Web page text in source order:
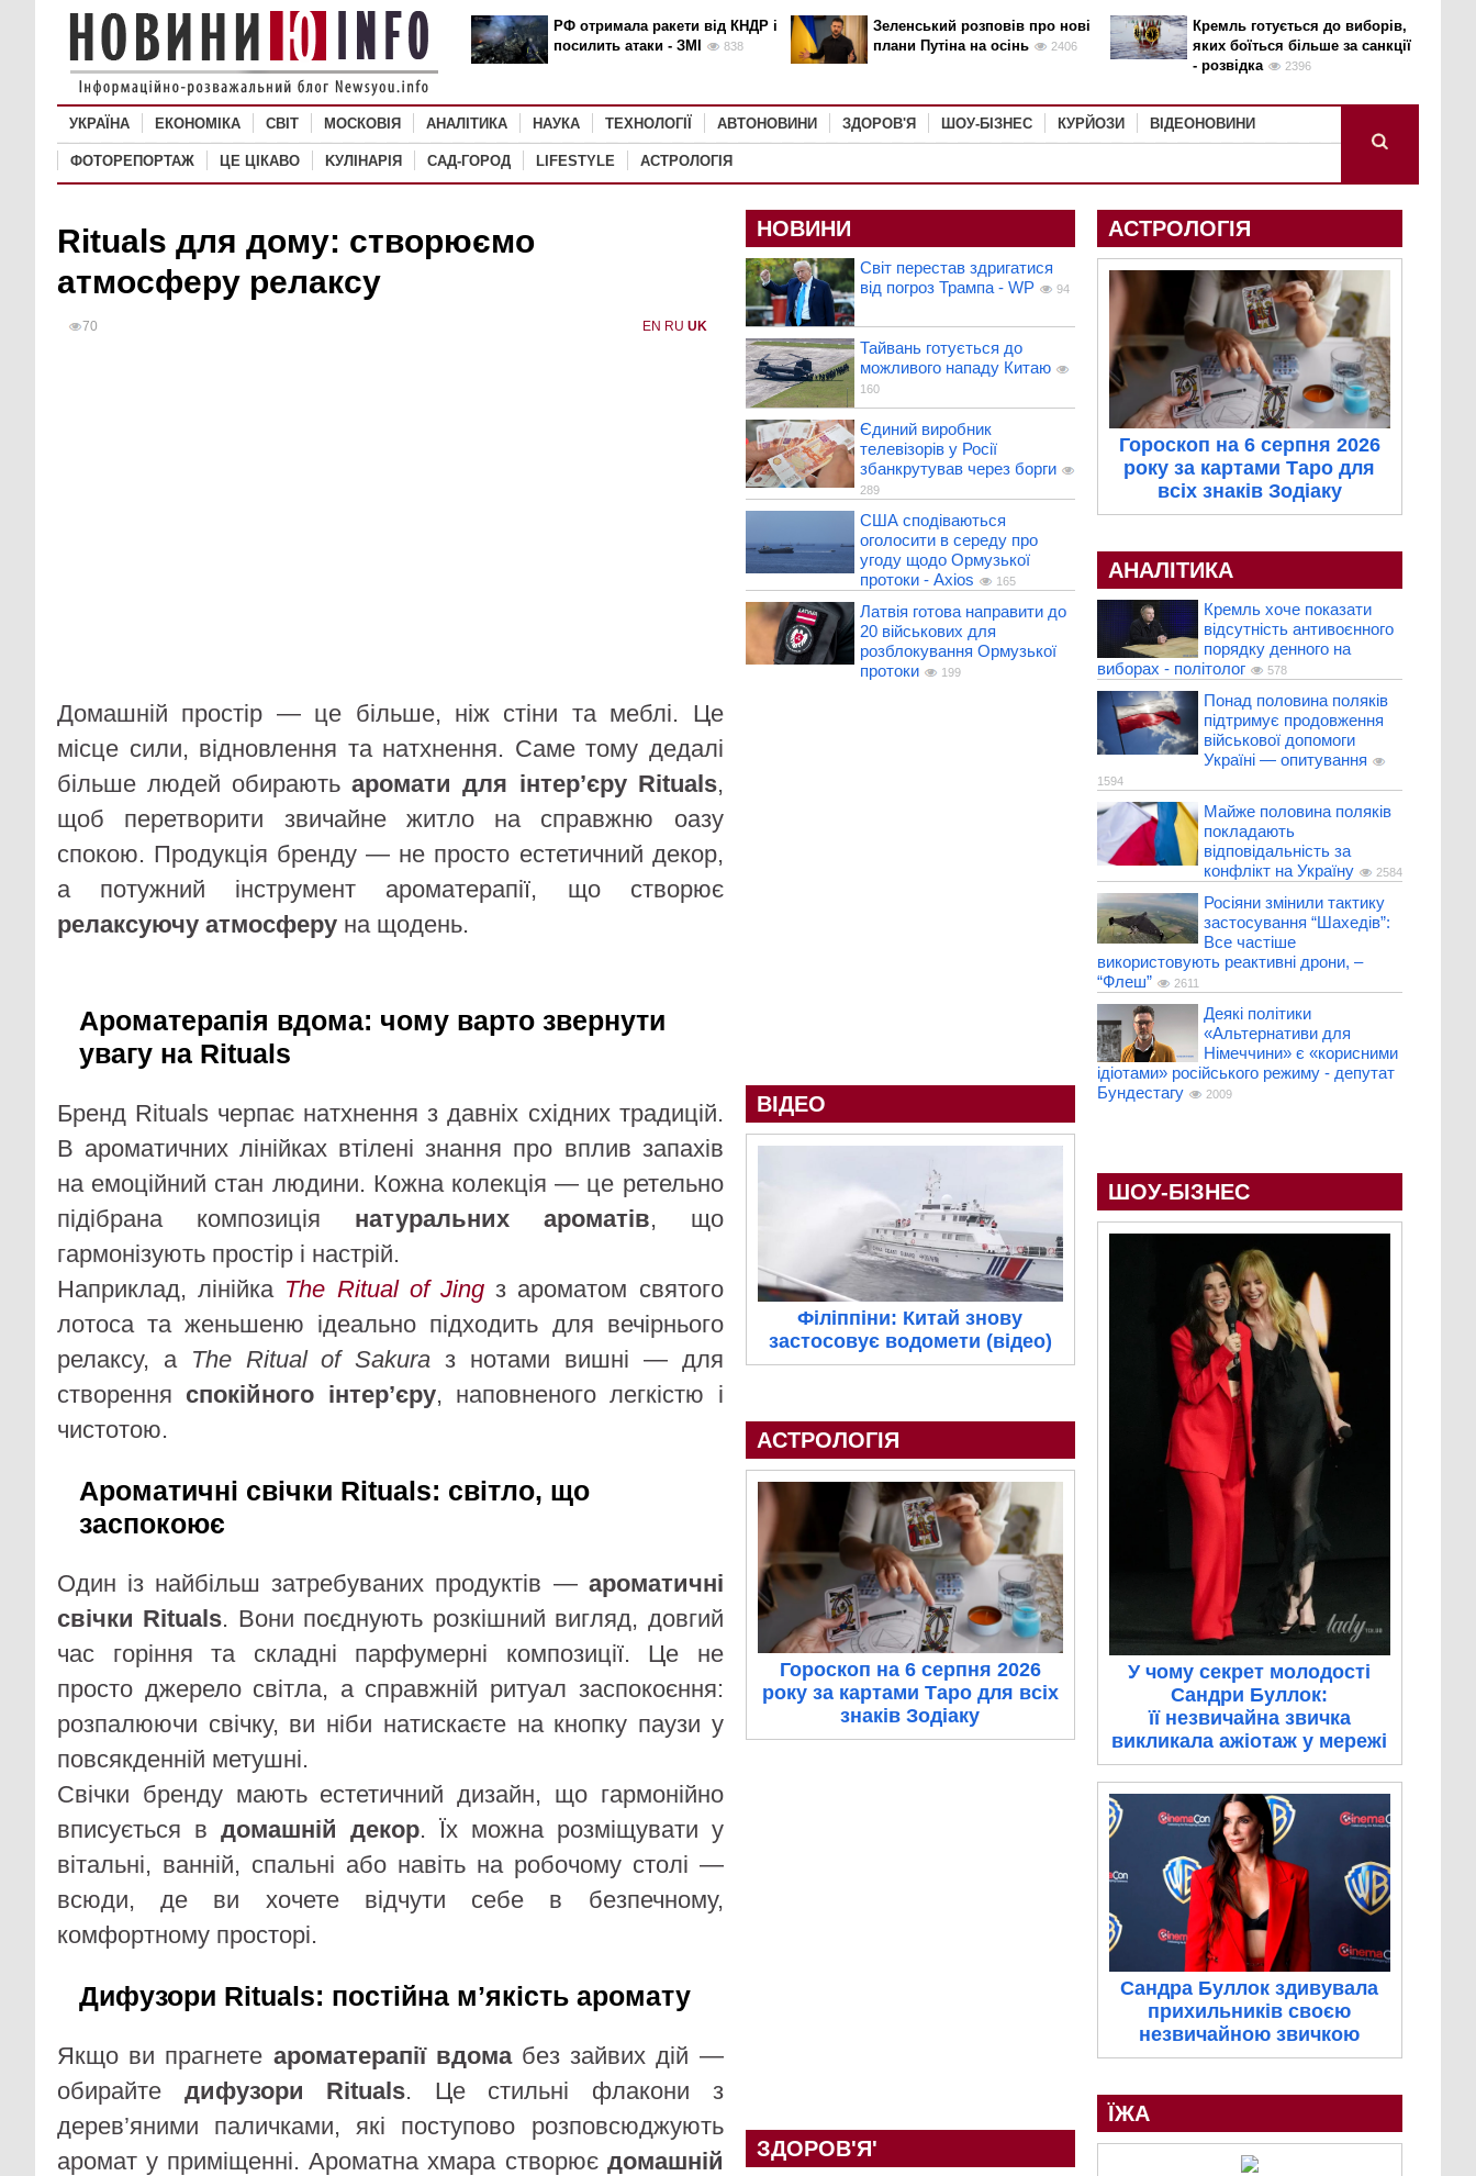
РФ отримала ракети від КНДР і
посилить атаки - ЗМІ
838
Зеленський розповів про нові
плани Путіна на осінь
2406
Кремль готується до виборів,
яких боїться більше за санкції
- розвідка
2396
УКРАЇНА ЕКОНОМІКА СВІТ MОСКОВІЯ АНАЛІТИКА НАУКА ТЕХНОЛОГІЇ АВТОНОВИНИ ЗДОРОВ'Я ШОУ-БІЗНЕС КУРЙОЗИ ВІДЕОНОВИНИ
ФОТОРЕПОРТАЖ ЦЕ ЦІКАВО KУЛІНАРІЯ САД-ГОРОД LIFESTYLE АСТРОЛОГІЯ
Rituals для дому: створюємо
атмосферу релаксу
70 EN RU UK
Домашній простір — це більше, ніж стіни та меблі. Це
місце сили, відновлення та натхнення. Саме тому дедалі
більше людей обираютьаромати для інтер’єру Rituals,
щоб перетворити звичайне житло на справжню оазу
спокою. Продукція бренду — не просто естетичний декор,
а потужний інструмент ароматерапії, що створює
релаксуючу атмосферу на щодень.
Ароматерапія вдома: чому варто звернути
увагу на Rituals
Бренд Rituals черпає натхнення з давніх східних традицій.
В ароматичних лінійках втілені знання про вплив запахів
на емоційний стан людини. Кожна колекція — це ретельно
підібрана композиція натуральних ароматів, що
гармонізують простір і настрій.
Наприклад, лінійка The Ritual of Jing з ароматом святого
лотоса та женьшеню ідеально підходить для вечірнього
релаксу, а The Ritual of Sakura з нотами вишні — для
створення спокійного інтер’єру, наповненого легкістю і
чистотою.
Ароматичні свічки Rituals: світло, що
заспокоює
Один із найбільш затребуваних продуктів — ароматичні
свічки Rituals. Вони поєднують розкішний вигляд, довгий
час горіння та складні парфумерні композиції. Це не
просто джерело світла, а справжній ритуал заспокоєння:
розпалюючи свічку, ви ніби натискаєте на кнопку паузи у
повсякденній метушні.
Свічки бренду мають естетичний дизайн, що гармонійно
вписується в домашній декор. Їх можна розміщувати у
вітальні, ванній, спальні або навіть на робочому столі —
всюди, де ви хочете відчути себе в безпечному,
комфортному просторі.
Дифузори Rituals: постійна мʼякість аромату
Якщо ви прагнете ароматерапії вдомабез зайвих дій —
обирайте дифузори Rituals. Це стильні флакони з
дерев’яними паличками, які поступово розповсюджують
аромат у приміщенні. Ароматна хмара створює домашній
НОВИНИ
Світ перестав здригатися
від погроз Трампа - WP
94
Тайвань готується до
можливого нападу Китаю
160
Єдиний виробник
телевізорів у Росії
збанкрутував через борги
289
США сподіваються
оголосити в середу про
угоду щодо Ормузької
протоки - Axios
165
Латвія готова направити до
20 військових для
розблокування Ормузької
протоки
199
ВІДЕО
Філіппіни: Китай знову
застосовує водомети (відео)
АСТРОЛОГІЯ
Гороскоп на 6 серпня 2026
року за картами Таро для всіх
знаків Зодіаку
ЗДОРОВ'Я'
АСТРОЛОГІЯ
Гороскоп на 6 серпня 2026
року за картами Таро для
всіх знаків Зодіаку
АНАЛІТИКА
Кремль хоче показати
відсутність антивоєнного
порядку денного на
виборах - політолог
578
Понад половина поляків
підтримує продовження
військової допомоги
Україні — опитування
1594
Майже половина поляків
покладають
відповідальність за
конфлікт на Україну
2584
Росіяни змінили тактику
застосування “Шахедів”:
Все частіше
використовують реактивні дрони, –
“Флеш”
2611
Деякі політики
«Альтернативи для
Німеччини» є «корисними
ідіотами» російського режиму - депутат
Бундестагу
2009
ШОУ-БІЗНЕС
У чому секрет молодості
Сандри Буллок:
її незвичайна звичка
викликала ажіотаж у мережі
Сандра Буллок здивувала
прихильників своєю
незвичайною звичкою
ЇЖА